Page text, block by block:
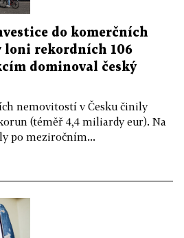
do komerčních
loni rekordních 106
dominoval český
nemovitostí v Česku činily
(téměř 4,4 miliardy eur). Na
po meziročním...